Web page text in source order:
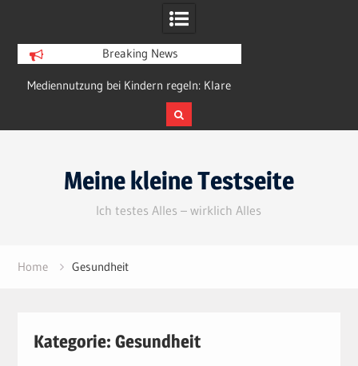
Breaking News
bei Kindern regeln: Klare
Kleine Gärten groß
Meine kleine Testseite
Ich testes Alles – wirklich Alles
Home Gesundheit
Kategorie: Gesundheit